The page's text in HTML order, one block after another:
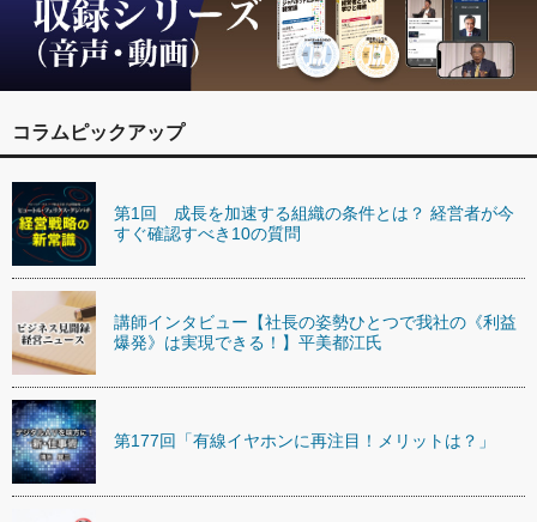
コラムピックアップ
第1回 成長を加速する組織の条件とは？ 経営者が今
すぐ確認すべき10の質問
講師インタビュー【社長の姿勢ひとつで我社の《利益
爆発》は実現できる！】平美都江氏
第177回「有線イヤホンに再注目！メリットは？」